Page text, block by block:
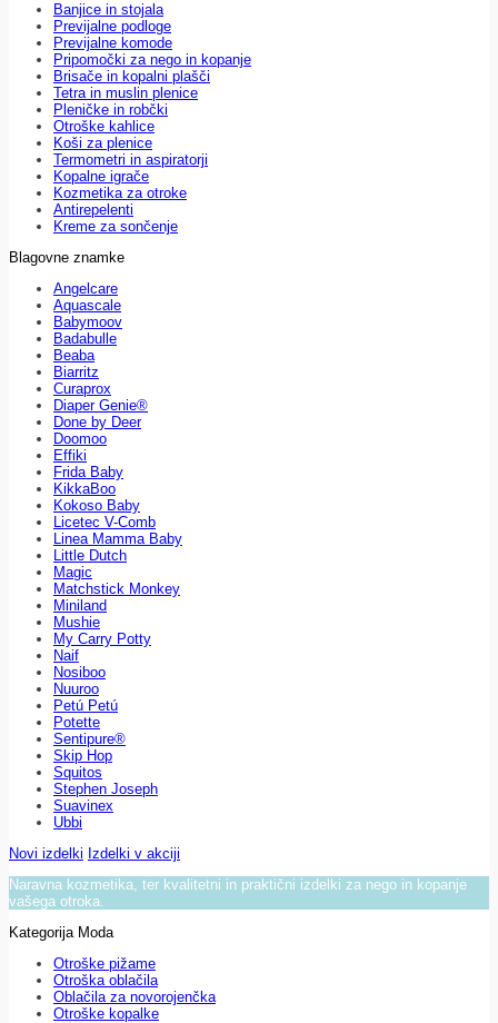
Banjice in stojala
Previjalne podloge
Previjalne komode
Pripomočki za nego in kopanje
Brisače in kopalni plašči
Tetra in muslin plenice
Pleničke in robčki
Otroške kahlice
Koši za plenice
Termometri in aspiratorji
Kopalne igrače
Kozmetika za otroke
Antirepelenti
Kreme za sončenje
Blagovne znamke
Angelcare
Aquascale
Babymoov
Badabulle
Beaba
Biarritz
Curaprox
Diaper Genie®
Done by Deer
Doomoo
Effiki
Frida Baby
KikkaBoo
Kokoso Baby
Licetec V-Comb
Linea Mamma Baby
Little Dutch
Magic
Matchstick Monkey
Miniland
Mushie
My Carry Potty
Naif
Nosiboo
Nuuroo
Petú Petú
Potette
Sentipure®
Skip Hop
Squitos
Stephen Joseph
Suavinex
Ubbi
Novi izdelki Izdelki v akciji
Naravna kozmetika, ter kvalitetni in praktični izdelki za nego in kopanje
vašega otroka.
Kategorija Moda
Otroške pižame
Otroška oblačila
Oblačila za novorojenčka
Otroške kopalke